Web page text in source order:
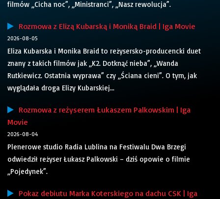
filmów „Cicha noc”, „Ministranci”, „Nasz rewolucja”.
Rozmowa z Elizą Kubarską i Moniką Braid | Iga Movie
2026-08-05
Eliza Kubarska i Monika Braid to reżysersko-producencki duet
znany z takich filmów jak „K2. Dotknąć nieba”, „Wanda
Rutkiewicz. Ostatnia wyprawa” czy „Ściana cieni”. O tym, jak
wyglądała droga Elizy Kubarskiej...
Rozmowa z reżyserem Łukaszem Palkowskim | Iga
Movie
2026-08-04
Plenerowe studio Radia Lublina na Festiwalu Dwa Brzegi
odwiedził reżyser Łukasz Palkowski – dziś opowie o filmie
„Pojedynek”.
Pokaz debiutu Marka Koterskiego na dachu CSK | Iga